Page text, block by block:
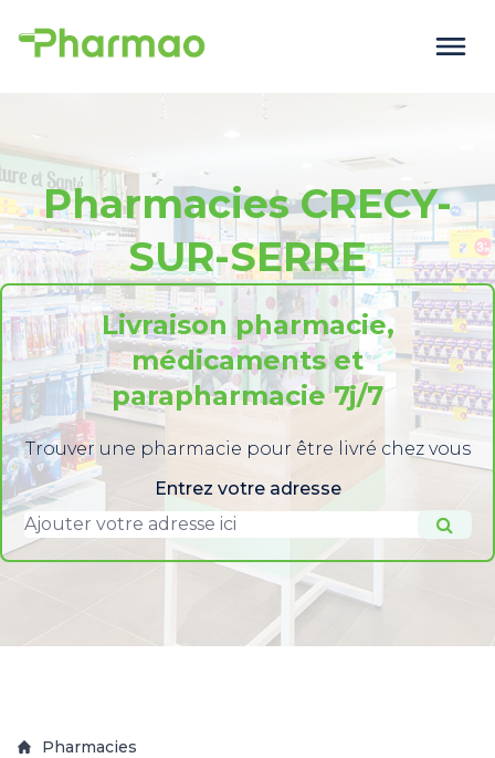
Pharmacies CRECY-
SUR-SERRE
Livraison pharmacie,
médicaments et
parapharmacie 7j/7
Trouver une pharmacie pour être livré chez vous
Entrez votre adresse
Pharmacies